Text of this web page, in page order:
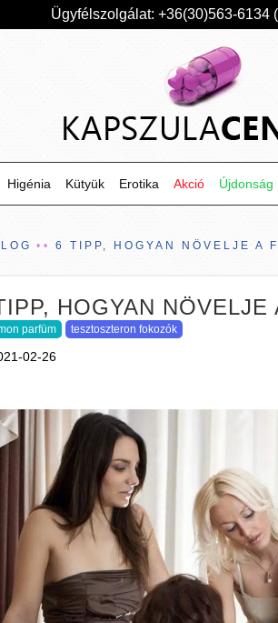
Ügyfélszolgálat: +36(30)563-6134
Higénia Kütyük Erotika Akció Újdonság
6 TIPP, HOGYAN NÖVELJE A
HOGYAN
parfüm tesztoszteron fokozók
02-26